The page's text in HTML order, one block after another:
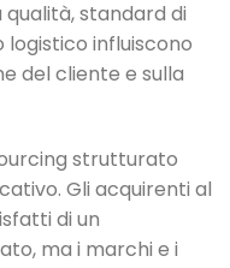
standard di
influiscono
del cliente e sulla
strutturato
Gli acquirenti al
di un
ma i marchi e i